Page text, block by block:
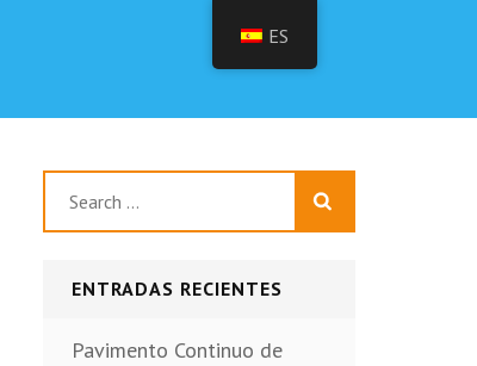
ENTRADAS RECIENTES
Pavimento Continuo de
ES